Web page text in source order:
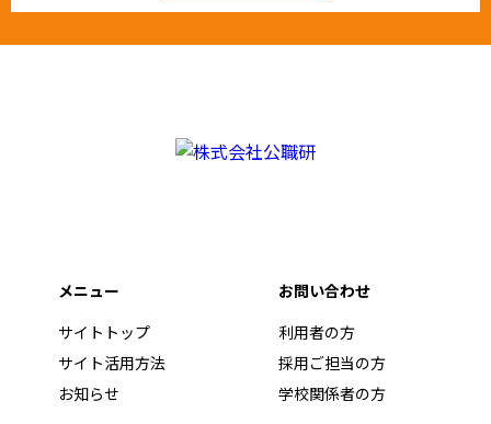
メニュー
サイトトップ
サイト活用方法
お知らせ
お問い合わせ
利用者の方
採用ご担当の方
学校関係者の方